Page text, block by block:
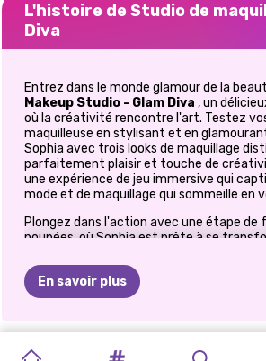
L'histoire de Studio de
Diva
Entrez dans le monde glamour de la
Makeup Studio - Glam Diva , un
où la créativité rencontre l'art. Testez
maquilleuse en stylisant et en
Sophia avec trois looks de maquillage
parfaitement plaisir et touche de
une expérience de jeu immersive qui
mode et de maquillage qui sommeille en
Plongez dans l'action avec une étape de
poupées, où Sophia est prête à se
le choix de la couleur de ses cheveux
des bijoux éblouissants et des
éclatants. Chaque détail compte lorsque
yeux, la couleur de la peau, et la liste est
En savoir plus
DRAME
BARBIEMANIE MAQUILLAGE
MAQUILLAGE MON